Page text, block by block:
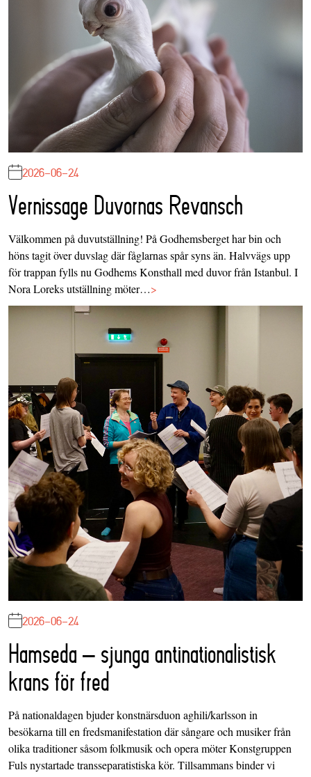
2026-06-24
Vernissage Duvornas Revansch
Välkommen på duvutställning! På Godhemsberget har bin och
höns tagit över duvslag där fåglarnas spår syns än. Halvvägs upp
för trappan fylls nu Godhems Konsthall med duvor från Istanbul. I
Nora Loreks utställning möter…>
2026-06-24
Hamseda – sjunga antinationalistisk
krans för fred
På nationaldagen bjuder konstnärsduon aghili/karlsson in
besökarna till en fredsmanifestation där sångare och musiker från
olika traditioner såsom folkmusik och opera möter Konstgruppen
Fuls nystartade transseparatistiska kör. Tillsammans binder vi